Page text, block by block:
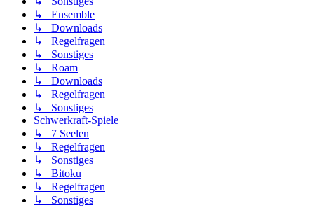
↳ Ensemble
↳ Downloads
↳ Regelfragen
↳ Sonstiges
↳ Roam
↳ Downloads
↳ Regelfragen
↳ Sonstiges
Schwerkraft-Spiele
↳ 7 Seelen
↳ Regelfragen
↳ Sonstiges
↳ Bitoku
↳ Regelfragen
↳ Sonstiges